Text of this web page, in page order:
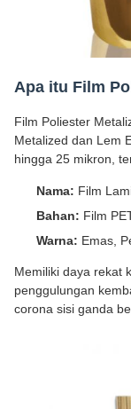
Apa itu Film
Film Poliester
Metalized dan Lem
hingga 25 mikron,
Nama: Film
Bahan: Film
Warna: Emas,
Memiliki daya rekat
penggulungan
corona sisi ganda